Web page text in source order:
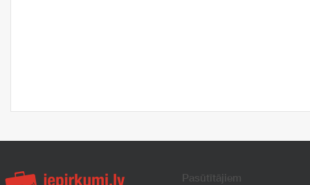
Pasūtītājiem